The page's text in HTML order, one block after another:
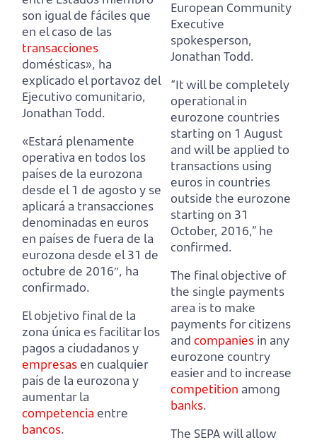
son igual de fáciles que
en el caso de las
transacciones
domésticas», ha
explicado el portavoz del
Ejecutivo comunitario,
Jonathan Todd.
«Estará plenamente
operativa en todos los
países de la eurozona
desde el 1 de agosto y se
aplicará a transacciones
denominadas en euros
en países de fuera de la
eurozona desde el 31 de
octubre de 2016″, ha
confirmado.
El objetivo final de la
zona única es facilitar los
pagos a ciudadanos y
empresasen cualquier
país de la eurozona y
aumentar la
competencia entre
bancos.
European Community
Executive
spokesperson,
Jonathan Todd.
“It will be completely
operational in
eurozone countries
starting on 1 August
and will be applied to
transactions using
euros in countries
outside the eurozone
starting on 31
October, 2016,” he
confirmed.
The final objective of
the single payments
area is to make
payments for citizens
and companies in any
eurozone country
easier and to increase
competition among
banks.
The SEPA will allow